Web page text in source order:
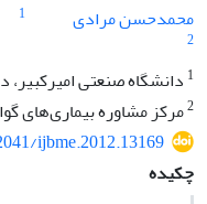
محمدحسن مرادی
1
2
1 دانشگاه صنعتی
2مرکز مشاوره بیماری‌های
ijbme.2012.13169
چکیده